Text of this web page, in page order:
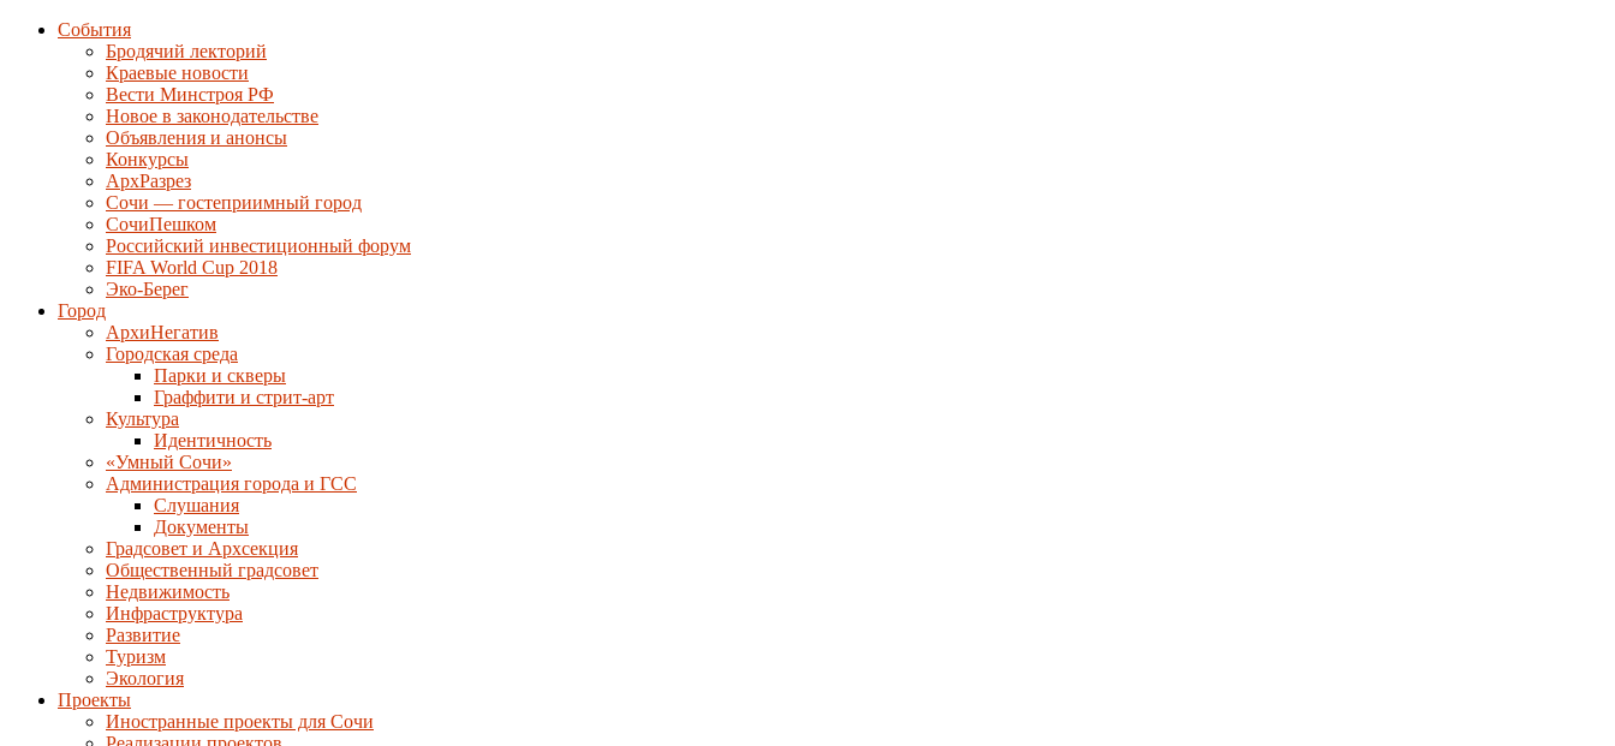
События
Бродячий лекторий
Краевые новости
Вести Минстроя РФ
Новое в законодательстве
Объявления и анонсы
Конкурсы
АрхРазрез
Сочи — гостеприимный город
СочиПешком
Российский инвестиционный форум
FIFA World Cup 2018
Эко-Берег
Город
АрхиНегатив
Городская среда
Парки и скверы
Граффити и стрит-арт
Культура
Идентичность
«Умный Сочи»
Администрация города и ГСС
Слушания
Документы
Градсовет и Архсекция
Общественный градсовет
Недвижимость
Инфраструктура
Развитие
Туризм
Экология
Проекты
Иностранные проекты для Сочи